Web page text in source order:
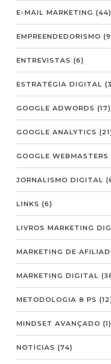
E-MAIL MARKETING (44)
EMPREENDEDORISMO
ENTREVISTAS (6)
ESTRATÉGIA DIGITAL
GOOGLE ADWORDS (17)
GOOGLE ANALYTICS
GOOGLE WEBMASTERS
JORNALISMO DIGITAL
LINKS (6)
LIVROS MARKETING
MARKETING DE
MARKETING DIGITAL
METODOLOGIA 8 PS
MINDSET AVANÇADO (1)
NOTÍCIAS (74)